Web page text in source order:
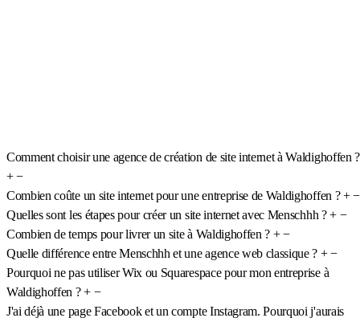
Comment choisir une agence de création de site internet à Waldighoffen ?
+ −
Combien coûte un site internet pour une entreprise de Waldighoffen ? + −
Quelles sont les étapes pour créer un site internet avec Menschhh ? + −
Combien de temps pour livrer un site à Waldighoffen ? + −
Quelle différence entre Menschhh et une agence web classique ? + −
Pourquoi ne pas utiliser Wix ou Squarespace pour mon entreprise à
Waldighoffen ? + −
J'ai déjà une page Facebook et un compte Instagram. Pourquoi j'aurais